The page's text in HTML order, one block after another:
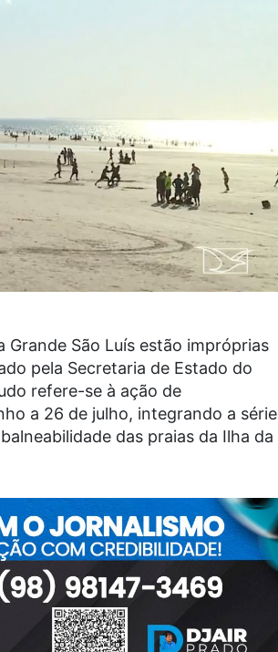
São Luís estão impróprias
pela Secretaria de Estado do
refere-se à ação de
a 26 de julho, integrando a série
das praias da Ilha da